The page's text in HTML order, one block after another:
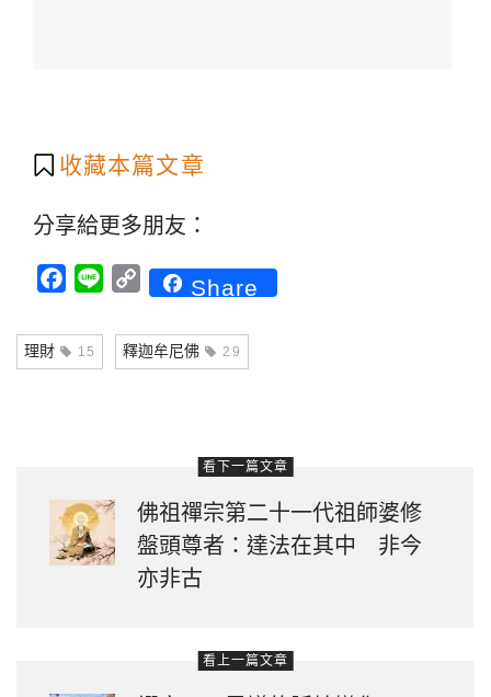
收藏本篇文章
分享給更多朋友：
Facebook
Line CopyShare
理財 15 釋迦牟尼佛 29
看下一篇文章
佛祖禪宗第二十一代祖師婆修
盤頭尊者：達法在其中 非今
亦非古
看上一篇文章